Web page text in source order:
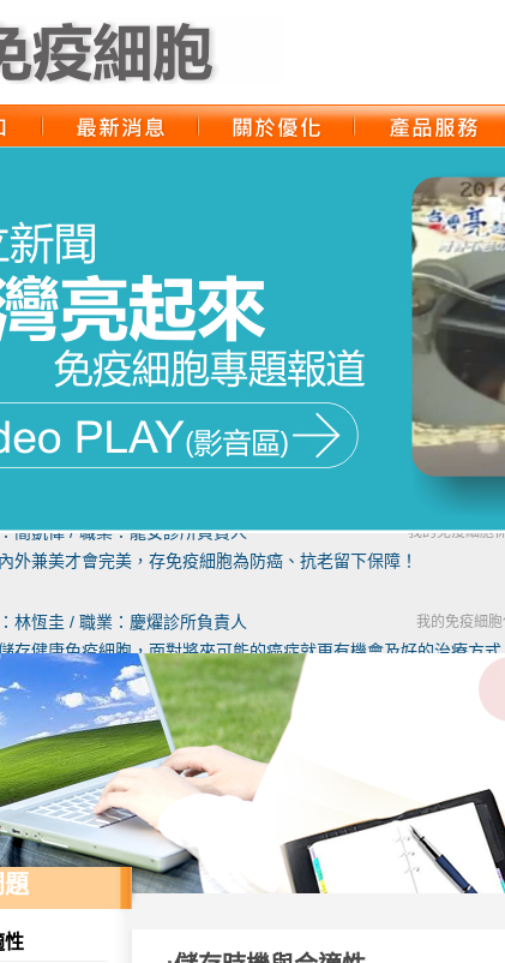
王明勇 / 職業：澳洲生藥學院 營養學醫師 我的免疫細
飲食只是防癌的第一步 存免疫細胞 才是釜底抽薪的預防方式
外兼美才會完美，存免疫細胞為防癌、抗老留下保障！
林恆圭 / 職業：慶燿診所負責人 我的免疫細
存健康免疫細胞，面對將來可能的癌症就更有機會及好的治療方式
：張寶霖 / 職業：婦欣診所負責人 我的免疫細
細胞療法從學理到治療方式都是完全符合人體最自然的療法
呂維國 / 職業：呂維國婦產科診所負責人 我的免疫細胞
胞療法往後的用途必能更廣，造福更多的民眾
詹建發 / 職業：向陽診所負責人 我的免疫細胞
康的免疫細胞是「養兵千日，用在一時」
題
性